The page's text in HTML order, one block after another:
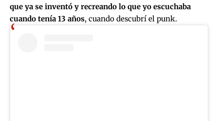
que ya se inventó y recreando lo que yo escuchaba
cuando tenía 13 años, cuando descubrí el punk.